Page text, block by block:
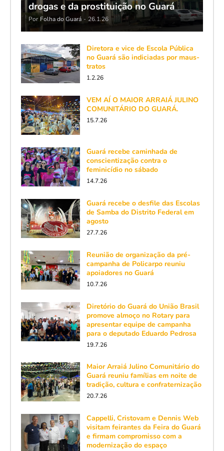
drogas e da prostituição no Guará
Por Folha do Guará - 26.1.26
Diretora e vice de Escola Pública
no Guará são indiciadas por maus-
tratos
1.2.26
VEM AÍ O MAIOR ARRAIÁ JULINO
COMUNITÁRIO DO GUARÁ.
15.7.26
Guará recebe caminhada de
conscientização contra o
feminicídio no sábado
14.7.26
Guará recebe o desfile das Escolas
de Samba do Distrito Federal em
agosto
27.7.26
Reunião de organização da pré-
campanha de Policarpo reuniu
apoiadores no Guará
10.7.26
Diretório do Guará do União Brasil
promove almoço no Rotary para
apresentar equipe de campanha
para o deputado Eduardo Pedrosa
19.7.26
Maior Arraiá Julino Comunitário do
Guará reuniu famílias em noite de
tradição, cultura e confraternização
20.7.26
Cappelli, Cristovam e Dennis Web
visitam feirantes da Feira do Guará
e firmam compromisso com a
modernização do espaço